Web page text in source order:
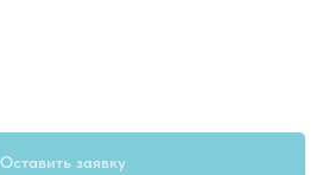
Оставить заявку